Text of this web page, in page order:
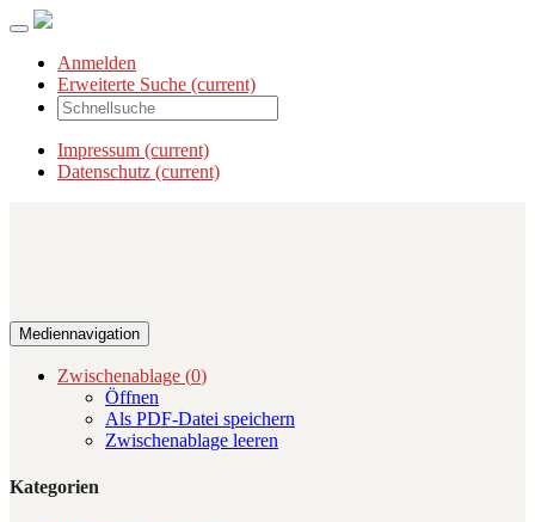
Anmelden
Erweiterte Suche (current)
Impressum (current)
Datenschutz (current)
Mediennavigation
Zwischenablage (0)
Öffnen
Als PDF-Datei speichern
Zwischenablage leeren
Kategorien